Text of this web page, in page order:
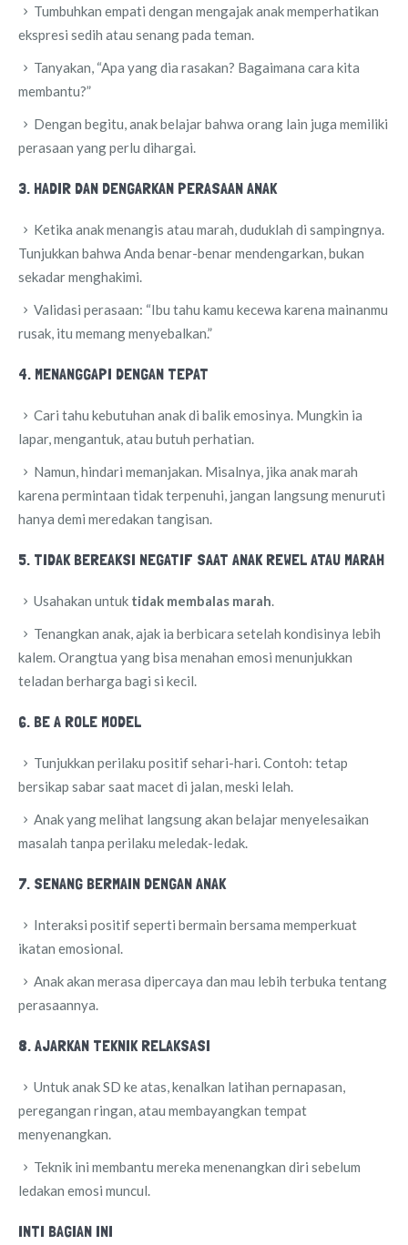
Tumbuhkan empati dengan mengajak anak memperhatikan
ekspresi sedih atau senang pada teman.
Tanyakan, “Apa yang dia rasakan? Bagaimana cara kita
membantu?”
Dengan begitu, anak belajar bahwa orang lain juga memiliki
perasaan yang perlu dihargai.
3. HADIR DAN DENGARKAN PERASAAN ANAK
Ketika anak menangis atau marah, duduklah di sampingnya.
Tunjukkan bahwa Anda benar-benar mendengarkan, bukan
sekadar menghakimi.
Validasi perasaan: “Ibu tahu kamu kecewa karena mainanmu
rusak, itu memang menyebalkan.”
4. MENANGGAPI DENGAN TEPAT
Cari tahu kebutuhan anak di balik emosinya. Mungkin ia
lapar, mengantuk, atau butuh perhatian.
Namun, hindari memanjakan. Misalnya, jika anak marah
karena permintaan tidak terpenuhi, jangan langsung menuruti
hanya demi meredakan tangisan.
5. TIDAK BEREAKSI NEGATIF SAAT ANAK REWEL ATAU MARAH
Usahakan untuk tidak membalas marah.
Tenangkan anak, ajak ia berbicara setelah kondisinya lebih
kalem. Orangtua yang bisa menahan emosi menunjukkan
teladan berharga bagi si kecil.
6. BE A ROLE MODEL
Tunjukkan perilaku positif sehari-hari. Contoh: tetap
bersikap sabar saat macet di jalan, meski lelah.
Anak yang melihat langsung akan belajar menyelesaikan
masalah tanpa perilaku meledak-ledak.
7. SENANG BERMAIN DENGAN ANAK
Interaksi positif seperti bermain bersama memperkuat
ikatan emosional.
Anak akan merasa dipercaya dan mau lebih terbuka tentang
perasaannya.
8. AJARKAN TEKNIK RELAKSASI
Untuk anak SD ke atas, kenalkan latihan pernapasan,
peregangan ringan, atau membayangkan tempat
menyenangkan.
Teknik ini membantu mereka menenangkan diri sebelum
ledakan emosi muncul.
INTI BAGIAN INI